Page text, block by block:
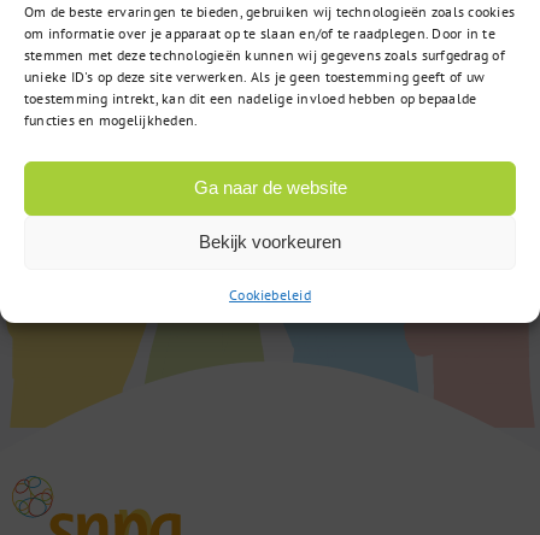
Om de beste ervaringen te bieden, gebruiken wij technologieën zoals cookies
om informatie over je apparaat op te slaan en/of te raadplegen. Door in te
stemmen met deze technologieën kunnen wij gegevens zoals surfgedrag of
unieke ID's op deze site verwerken. Als je geen toestemming geeft of uw
toestemming intrekt, kan dit een nadelige invloed hebben op bepaalde
functies en mogelijkheden.
Ga naar de website
Bekijk voorkeuren
Cookiebeleid